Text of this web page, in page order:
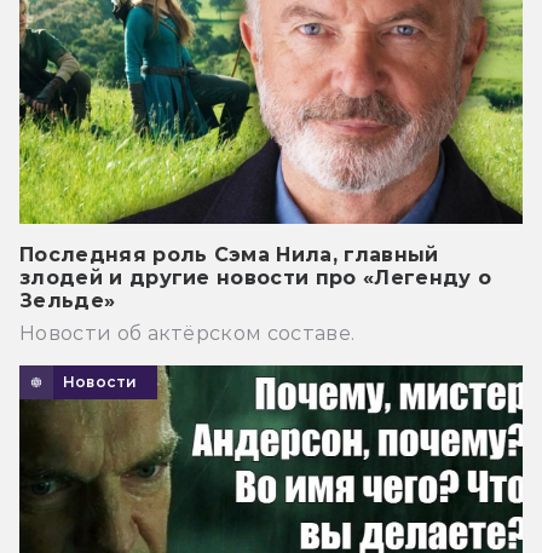
Последняя роль Сэма Нила, главный
злодей и другие новости про «Легенду о
Зельде»
Новости об актёрском составе.
Новости